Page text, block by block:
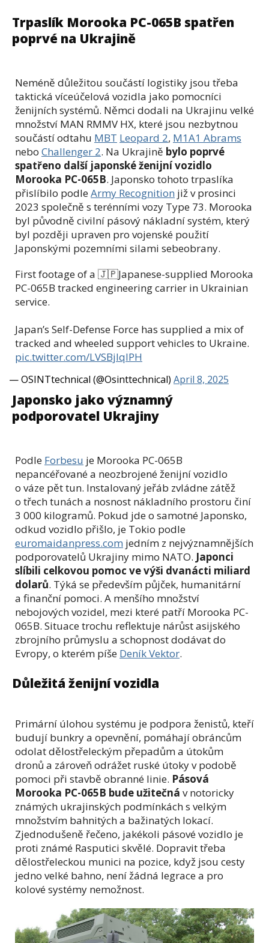
Trpaslík Morooka PC-065B spatřen
poprvé na Ukrajině
Neméně důležitou součástí logistiky jsou třeba
taktická víceúčelová vozidla jako pomocníci
ženijních systémů. Němci dodali na Ukrajinu velké
množství MAN RMMV HX, které jsou nezbytnou
součástí odtahu MBT Leopard 2, M1A1 Abrams
nebo Challenger 2. Na Ukrajině bylo poprvé
spatřeno další japonské ženijní vozidlo
Morooka PC-065B. Japonsko tohoto trpaslíka
přislíbilo podleArmy Recognition již v prosinci
2023 společně s terénními vozy Type 73. Morooka
byl původně civilní pásový nákladní systém, který
byl později upraven pro vojenské použití
Japonskými pozemními silami sebeobrany.
First footage of a 🇯🇵Japanese-supplied Morooka
PC-065B tracked engineering carrier in Ukrainian
service.
Japan’s Self-Defense Force has supplied a mix of
tracked and wheeled support vehicles to Ukraine.
pic.twitter.com/LVSBjIqIPH
— OSINTtechnical (@Osinttechnical) April 8, 2025
Japonsko jako významný
podporovatel Ukrajiny
Podle Forbesu je Morooka PC-065B
nepancéřované a neozbrojené ženijní vozidlo
o váze pět tun. Instalovaný jeřáb zvládne zátěž
o třech tunách a nosnost nákladního prostoru činí
3 000 kilogramů. Pokud jde o samotné Japonsko,
odkud vozidlo přišlo, je Tokio podle
euromaidanpress.com jedním z nejvýznamnějších
podporovatelů Ukrajiny mimo NATO. Japonci
slíbili celkovou pomoc ve výši dvanácti miliard
dolarů. Týká se především půjček, humanitární
a finanční pomoci. A menšího množství
nebojových vozidel, mezi které patří Morooka PC-
065B. Situace trochu reflektuje nárůst asijského
zbrojního průmyslu a schopnost dodávat do
Evropy, o kterém píše Deník Vektor.
Důležitá ženijní vozidla
Primární úlohou systému je podpora ženistů, kteří
budují bunkry a opevnění, pomáhají obráncům
odolat dělostřeleckým přepadům a útokům
dronů a zároveň odrážet ruské útoky v podobě
pomoci při stavbě obranné linie. Pásová
Morooka PC-065B bude užitečná v notoricky
známých ukrajinských podmínkách s velkým
množstvím bahnitých a bažinatých lokací.
Zjednodušeně řečeno, jakékoli pásové vozidlo je
proti známé Rasputici skvělé. Dopravit třeba
dělostřeleckou munici na pozice, když jsou cesty
jedno velké bahno, není žádná legrace a pro
kolové systémy nemožnost.